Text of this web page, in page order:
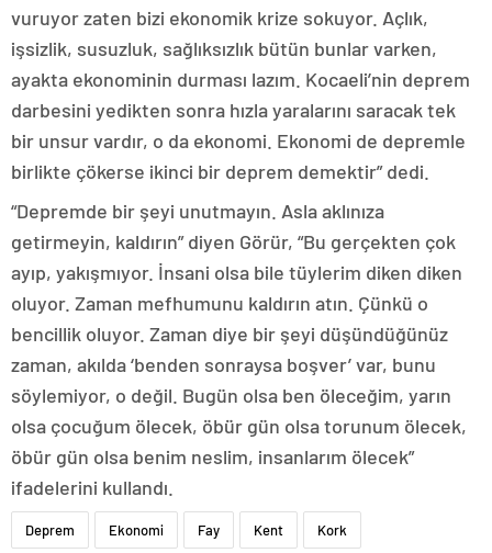
vuruyor zaten bizi ekonomik krize sokuyor. Açlık,
işsizlik, susuzluk, sağlıksızlık bütün bunlar varken,
ayakta ekonominin durması lazım. Kocaeli’nin deprem
darbesini yedikten sonra hızla yaralarını saracak tek
bir unsur vardır, o da ekonomi. Ekonomi de depremle
birlikte çökerse ikinci bir deprem demektir” dedi.
“Depremde bir şeyi unutmayın. Asla aklınıza
getirmeyin, kaldırın” diyen Görür, “Bu gerçekten çok
ayıp, yakışmıyor. İnsani olsa bile tüylerim diken diken
oluyor. Zaman mefhumunu kaldırın atın. Çünkü o
bencillik oluyor. Zaman diye bir şeyi düşündüğünüz
zaman, akılda ‘benden sonraysa boşver’ var, bunu
söylemiyor, o değil. Bugün olsa ben öleceğim, yarın
olsa çocuğum ölecek, öbür gün olsa torunum ölecek,
öbür gün olsa benim neslim, insanlarım ölecek”
ifadelerini kullandı.
Deprem Ekonomi Fay Kent Kork